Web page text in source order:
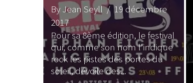
By Jean Seyll/ 19 décembre
2017
Pour sa 8ème édition, le festival
qui, comme son nom l'indique
rock les pistes des portes du
soleil, dévoile des...